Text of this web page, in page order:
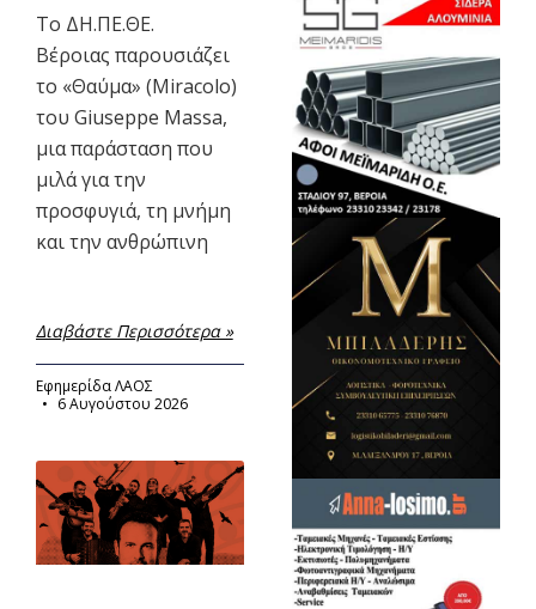
Το ΔΗ.ΠΕ.ΘΕ.
Βέροιας παρουσιάζει
το «Θαύμα» (Miracolo)
του Giuseppe Massa,
μια παράσταση που
μιλά για την
προσφυγιά, τη μνήμη
και την ανθρώπινη
Διαβάστε Περισσότερα »
Εφημερίδα ΛΑΟΣ
6 Αυγούστου 2026